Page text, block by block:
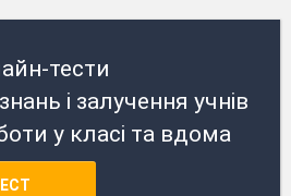
тести
і залучення учнів
у класі та вдома